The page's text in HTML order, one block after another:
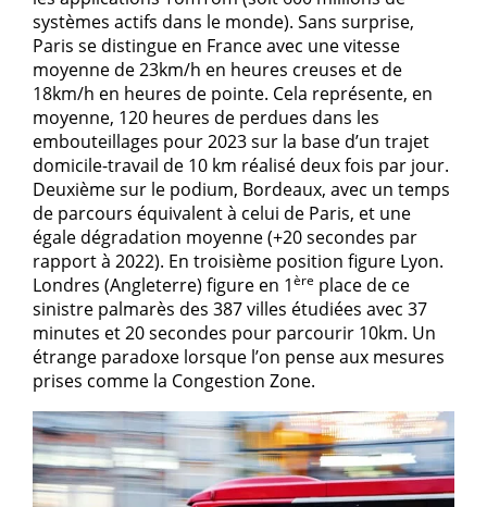
systèmes actifs dans le monde). Sans surprise,
Paris se distingue en France avec une vitesse
moyenne de 23km/h en heures creuses et de
18km/h en heures de pointe. Cela représente, en
moyenne, 120 heures de perdues dans les
embouteillages pour 2023 sur la base d’un trajet
domicile-travail de 10 km réalisé deux fois par jour.
Deuxième sur le podium, Bordeaux, avec un temps
de parcours équivalent à celui de Paris, et une
égale dégradation moyenne (+20 secondes par
rapport à 2022). En troisième position figure Lyon.
Londres (Angleterre) figure en 1ère place de ce
sinistre palmarès des 387 villes étudiées avec 37
minutes et 20 secondes pour parcourir 10km. Un
étrange paradoxe lorsque l’on pense aux mesures
prises comme la Congestion Zone.